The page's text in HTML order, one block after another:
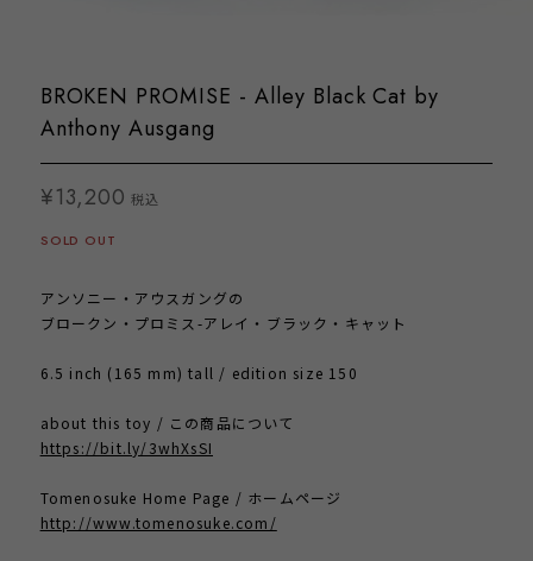
BROKEN PROMISE - Alley Black Cat by
Anthony Ausgang
¥13,200 税込
SOLD OUT
アンソニー・アウスガングの
ブロークン・プロミス-アレイ・ブラック・キャット
6.5 inch (165 mm) tall / edition size 150
about this toy / この商品について
https://bit.ly/3whXsSI
Tomenosuke Home Page / ホームページ
http://www.tomenosuke.com/